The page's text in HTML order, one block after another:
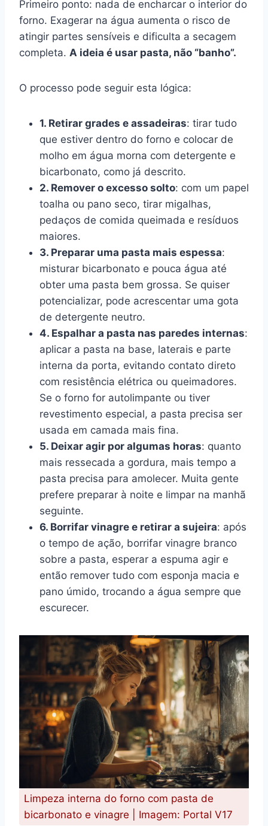
Primeiro ponto: nada de encharcar o interior do
forno. Exagerar na água aumenta o risco de
atingir partes sensíveis e dificulta a secagem
completa. A ideia é usar pasta, não “banho”.
O processo pode seguir esta lógica:
1. Retirar grades e assadeiras: tirar tudo
que estiver dentro do forno e colocar de
molho em água morna com detergente e
bicarbonato, como já descrito.
2. Remover o excesso solto: com um papel
toalha ou pano seco, tirar migalhas,
pedaços de comida queimada e resíduos
maiores.
3. Preparar uma pasta mais espessa:
misturar bicarbonato e pouca água até
obter uma pasta bem grossa. Se quiser
potencializar, pode acrescentar uma gota
de detergente neutro.
4. Espalhar a pasta nas paredes internas:
aplicar a pasta na base, laterais e parte
interna da porta, evitando contato direto
com resistência elétrica ou queimadores.
Se o forno for autolimpante ou tiver
revestimento especial, a pasta precisa ser
usada em camada mais fina.
5. Deixar agir por algumas horas: quanto
mais ressecada a gordura, mais tempo a
pasta precisa para amolecer. Muita gente
prefere preparar à noite e limpar na manhã
seguinte.
6. Borrifar vinagre e retirar a sujeira: após
o tempo de ação, borrifar vinagre branco
sobre a pasta, esperar a espuma agir e
então remover tudo com esponja macia e
pano úmido, trocando a água sempre que
escurecer.
Limpeza interna do forno com pasta de
bicarbonato e vinagre | Imagem: Portal V17